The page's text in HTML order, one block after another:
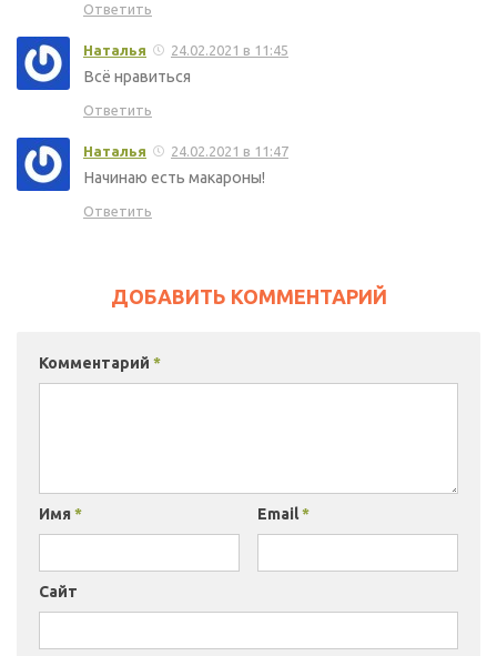
Ответить
Наталья 24.02.2021 в 11:45
Всё нравиться
Ответить
Наталья 24.02.2021 в 11:47
Начинаю есть макароны!
Ответить
ДОБАВИТЬ КОММЕНТАРИЙ
Комментарий *
Имя * Email*
Сайт